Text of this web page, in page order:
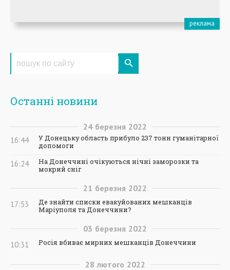
Останні новини
24 березня 2022
16:44
У Донецьку область прибуло 237 тонн гуманітарної
допомоги
16:24
На Донеччині очікуються нічні заморозки та
мокрий сніг
21 березня 2022
17:53
Де знайти списки евакуйованих мешканців
Маріуполя та Донеччини?
03 березня 2022
10:31 Росія вбиває мирних мешканців Донеччини
28 лютого 2022